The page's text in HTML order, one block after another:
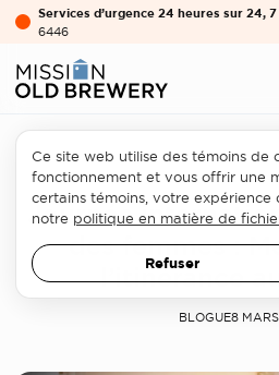
Services d’urgence 24 heures sur 24,
6446
Services aux
Journée
des femmes :
l’itinérance
BLOGUE8
Ce site web utilise des témoins de
fonctionnement et vous offrir une
certains témoins, votre
notre politique en matière de
Refuser